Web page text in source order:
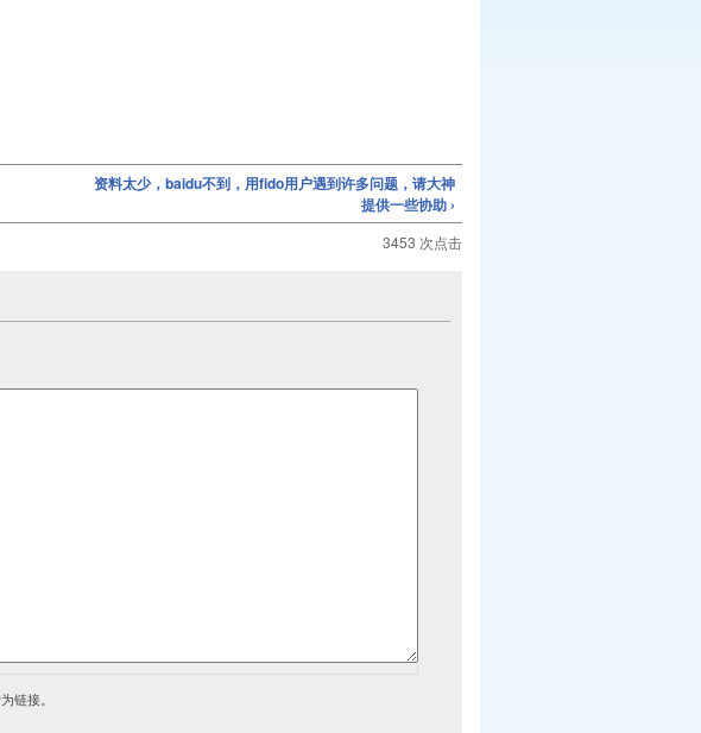
资料太少，baidu不到，用fido用户遇到许多问题，请大神
提供一些协助 ›
3453 次点击
链接。